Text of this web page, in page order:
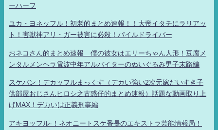
ーハーフ
ユカ・ヨネッフル！初老的まとめ速報！！大帝イタチにラリアッ
ト！害獣神アリ・ガー被害に必殺！パイルドライバー
おネコさん的まとめ速報 僕の彼女はエリーちゃん人形！豆腐メ
ンタルメンヘラ電波中年アルバイターのぬいぐるみ男子末路編
スケバン！デカッフルまっくす（デカい強い2次元嫁だいすき子
供部屋おじさんヒロシ之古惑仔的まとめ速報）話題な動画取り上
げMAX！デカいは正義刑事編
アキヨッフル-！ネオニートスケ番長のエキストラ芸能情報局！